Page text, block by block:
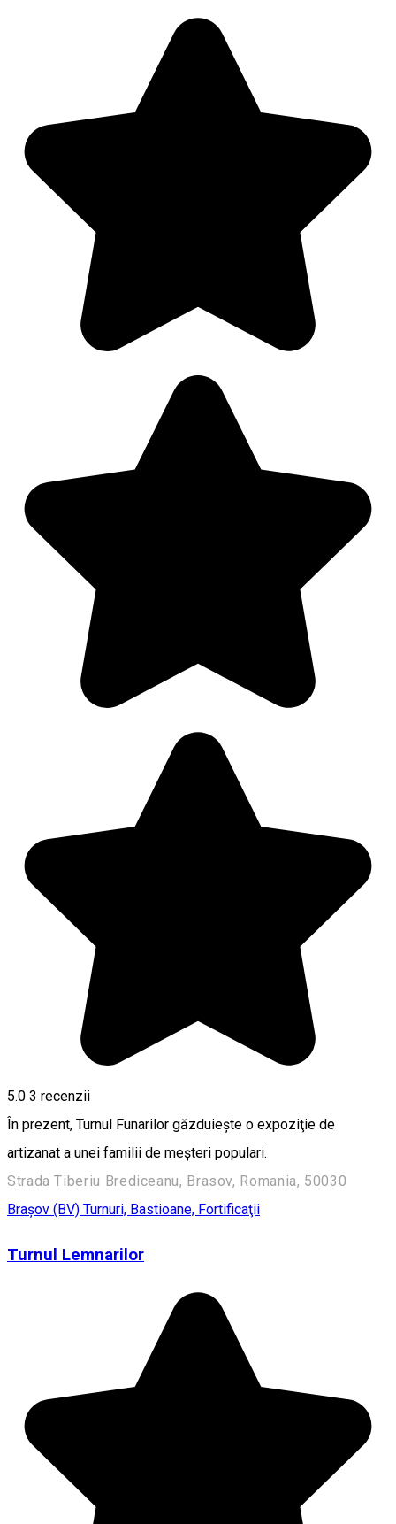
5.0 3 recenzii
În prezent, Turnul Funarilor găzduieşte o expoziţie de
artizanat a unei familii de meşteri populari.
Strada Tiberiu Brediceanu, Brasov, Romania, 50030
Braşov (BV) Turnuri, Bastioane, Fortificaţii
Turnul Lemnarilor